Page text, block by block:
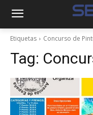
Etiquetas Concurso de
Tag: